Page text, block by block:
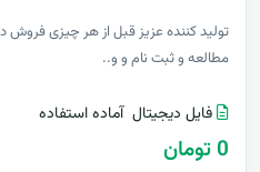
توليد کننده عزيز قبل از هر چیزی فروش
مطالعه و ثبت نام و و..
فایل دیجیتال آماده استفاده
0 تومان